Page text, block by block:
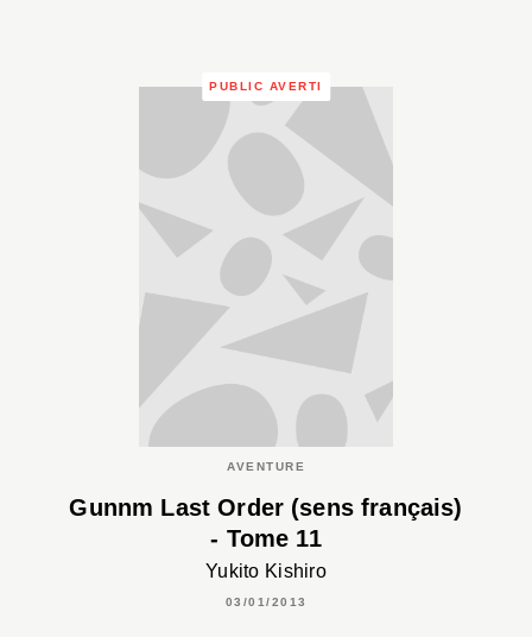
PUBLIC AVERTI
AVENTURE
Gunnm Last Order (sens français)
- Tome 11
Yukito Kishiro
03/01/2013